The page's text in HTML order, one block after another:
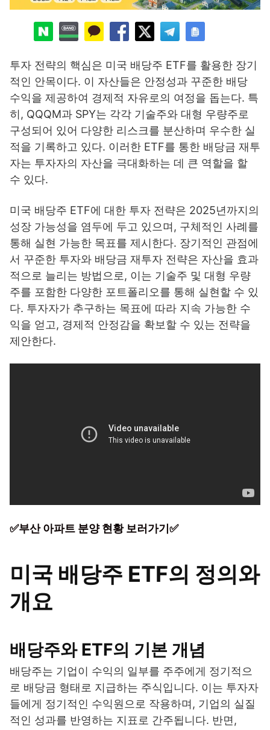
투자 전략의 핵심은 미국 배당주 ETF를 활용한 장기
적인 안목이다. 이 자산들은 안정성과 꾸준한 배당
수익을 제공하여 경제적 자유로의 여정을 돕는다. 특
히, QQQM과 SPY는 각각 기술주와 대형 우량주로
구성되어 있어 다양한 리스크를 분산하며 우수한 실
적을 기록하고 있다. 이러한 ETF를 통한 배당금 재투
자는 투자자의 자산을 극대화하는 데 큰 역할을 할
수 있다.
미국 배당주 ETF에 대한 투자 전략은 2025년까지의
성장 가능성을 염두에 두고 있으며, 구체적인 사례를
통해 실현 가능한 목표를 제시한다. 장기적인 관점에
서 꾸준한 투자와 배당금 재투자 전략은 자산을 효과
적으로 늘리는 방법으로, 이는 기술주 및 대형 우량
주를 포함한 다양한 포트폴리오를 통해 실현할 수 있
다. 투자자가 추구하는 목표에 따라 지속 가능한 수
익을 얻고, 경제적 안정감을 확보할 수 있는 전략을
제안한다.
✅부산 아파트 분양 현황 보러가기✅
미국 배당주 ETF의 정의와
개요
배당주와 ETF의 기본 개념
배당주는 기업이 수익의 일부를 주주에게 정기적으
로 배당금 형태로 지급하는 주식입니다. 이는 투자자
들에게 정기적인 수익원으로 작용하며, 기업의 실질
적인 성과를 반영하는 지표로 간주됩니다. 반면,